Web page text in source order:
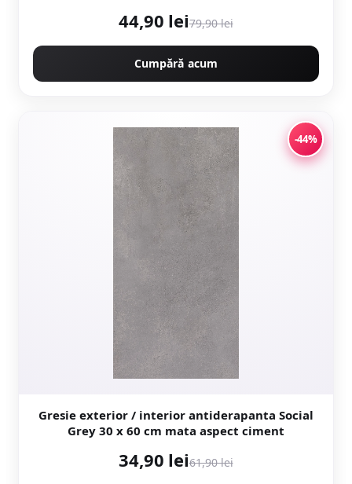
44,90 lei79,90 lei
Cumpără acum
-44%
Gresie exterior / interior antiderapanta Social
Grey 30 x 60 cm mata aspect ciment
34,90 lei61,90 lei